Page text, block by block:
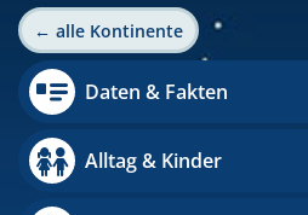
← alle Kontinente
Daten & Fakten
Alltag & Kinder